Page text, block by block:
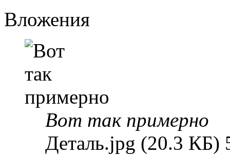
Вложения
Вот так примерно
Деталь.jpg (20.3 КБ)